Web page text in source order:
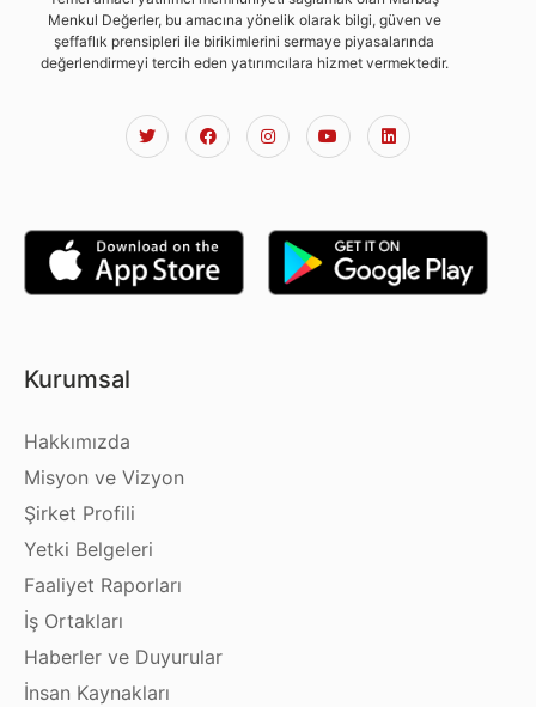
Menkul Değerler, bu amacına yönelik olarak bilgi, güven ve
şeffaflık prensipleri ile birikimlerini sermaye piyasalarında
değerlendirmeyi tercih eden yatırımcılara hizmet vermektedir.
Kurumsal
Hakkımızda
Misyon ve Vizyon
Şirket Profili
Yetki Belgeleri
Faaliyet Raporları
İş Ortakları
Haberler ve Duyurular
İnsan Kaynakları